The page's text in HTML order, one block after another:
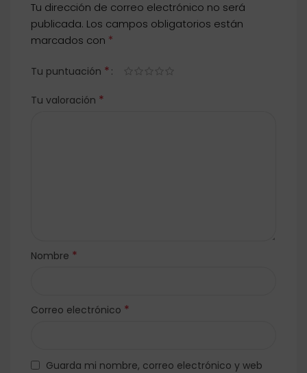
Tu dirección de correo electrónico no será
publicada. Los campos obligatorios están
marcados con *
Tu puntuación *
Tu valoración *
Nombre *
Correo electrónico *
Guarda mi nombre, correo electrónico y web